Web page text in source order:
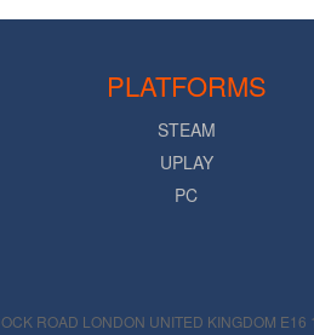
PLATFORMS
STEAM
UPLAY
PC
ROAD LONDON UNITED KINGDOM